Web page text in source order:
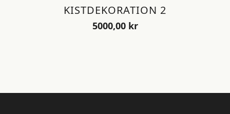
KISTDEKORATION 2
5000,00 kr